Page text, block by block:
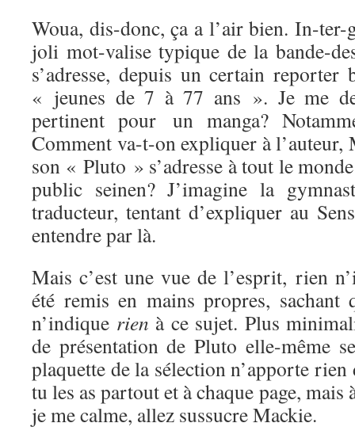
Woua, dis-donc, ça a l’air bien. In-
joli mot-valise typique de la bande-
s’adresse, depuis un certain reporter
« jeunes de 7 à 77 ans ». Je me
pertinent pour un manga?
Comment va-t-on expliquer à l’auteur,
son « Pluto » s’adresse à tout le
public seinen? J’imagine la
traducteur, tentant d’expliquer au
entendre par là.
Mais c’est une vue de l’esprit, rien
été remis en mains propres,
n’indique rien à ce sujet. Plus
de présentation de Pluto elle-même
plaquette de la sélection n’apporte
tu les as partout et à chaque page,
je me calme, allez sussucre Mackie.